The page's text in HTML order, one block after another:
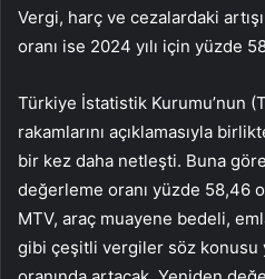
Vergi, harç ve cezalardaki
oranı ise 2024 yılı için yüzde
Türkiye İstatistik Kurumu’nun
rakamlarını açıklamasıyla
bir kez daha netleşti. Buna
değerleme oranı yüzde 58,46
MTV, araç muayene bedeli,
gibi çeşitli vergiler söz konusu